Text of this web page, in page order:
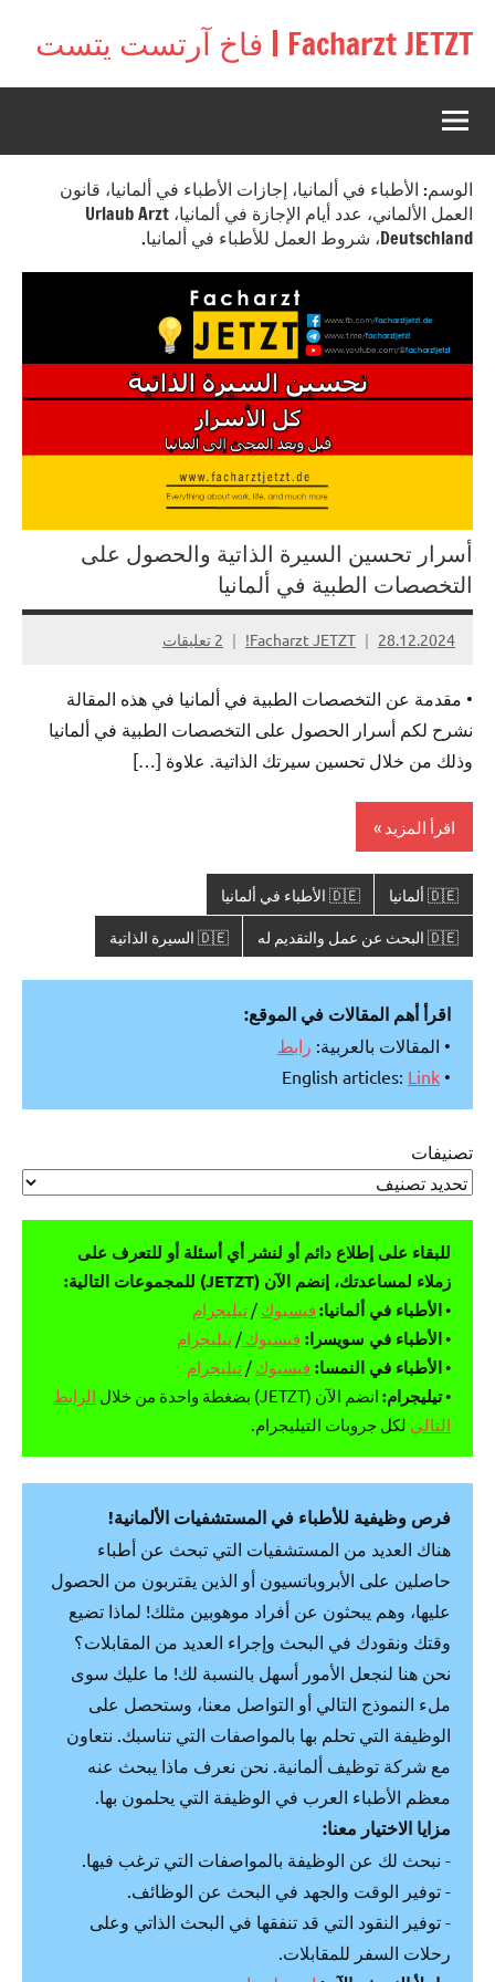
Facharzt JETZT | فاخ آرتست يتست
Free
interactive
community
for
in
Germany,
Switzerland,
and
الوسم: الأطباء في ألمانيا، إجازات الأطباء في ألمانيا، قانون
العمل الألماني، عدد أيام الإجازة في ألمانيا، Urlaub Arzt
Deutschland، شروط العمل للأطباء في ألمانيا.
أسرار تحسين السيرة الذاتية والحصول على
التخصصات الطبية في ألمانيا
28.12.2024
Facharzt JETZT! 2 تعليقات
• مقدمة عن التخصصات الطبية في ألمانيا في هذه المقالة
نشرح لكم أسرار الحصول على التخصصات الطبية في ألمانيا
وذلك من خلال تحسين سيرتك الذاتية. علاوة […]
اقرأ المزيد
🇩🇪 ألمانيا 🇩🇪 الأطباء في ألمانيا
🇩🇪 البحث عن عمل والتقديم له 🇩🇪 السيرة الذاتية
اقرأ أهم المقالات في الموقع:
• المقالات بالعربية: رابط
• English articles:
Link
تصنيفات
للبقاء على إطلاع دائم أو لنشر أي أسئلة أو للتعرف على
زملاء لمساعدتك، إنضم الآن (JETZT) للمجموعات التالية:
•الأطباء في ألمانيا: فيسبوك / تيليجرام
•الأطباء في سويسرا: فيسبوك / تيليجرام
•الأطباء في النمسا: فيسبوك / تيليجرام
•تيليجرام: انضم الآن (JETZT) بضغطة واحدة من خلال
الرابط
التالي لكل جروبات التيليجرام.
فرص وظيفية للأطباء في المستشفيات الألمانية!
هناك العديد من المستشفيات التي تبحث عن أطباء
حاصلين على الأبروباتسيون أو الذين يقتربون من الحصول
عليها، وهم يبحثون عن أفراد موهوبين مثلك! لماذا تضيع
وقتك ونقودك في البحث وإجراء العديد من المقابلات؟
نحن هنا لنجعل الأمور أسهل بالنسبة لك! ما عليك سوى
ملء النموذج التالي أو التواصل معنا، وستحصل على
الوظيفة التي تحلم بها بالمواصفات التي تناسبك. نتعاون
مع شركة توظيف ألمانية. نحن نعرف ماذا يبحث عنه
معظم الأطباء العرب في الوظيفة التي يحلمون بها.
مزايا الاختيار معنا:
- نبحث لك عن الوظيفة بالمواصفات التي ترغب فيها.
- توفير الوقت والجهد في البحث عن الوظائف.
- توفير النقود التي قد تنفقها في البحث الذاتي وعلى
رحلات السفر للمقابلات.